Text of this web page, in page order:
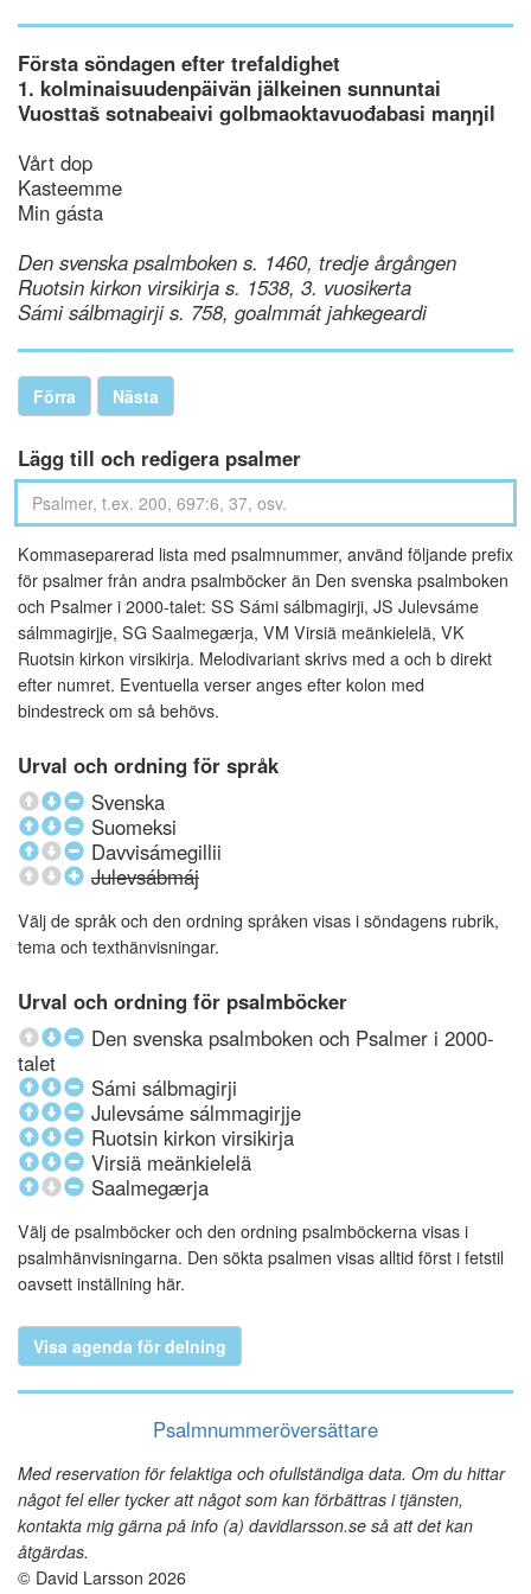
Första söndagen efter trefaldighet
1. kolminaisuudenpäivän jälkeinen sunnuntai
Vuosttaš sotnabeaivi golbmaoktavuođabasi maŋŋil
Vårt dop
Kasteemme
Min gásta
Den svenska psalmboken s. 1460, tredje årgången
Ruotsin kirkon virsikirja s. 1538, 3. vuosikerta
Sámi sálbmagirji s. 758, goalmmát jahkegeardi
Förra Nästa
Lägg till och redigera psalmer
Kommaseparerad lista med psalmnummer, använd följande prefix
för psalmer från andra psalmböcker än Den svenska psalmboken
och Psalmer i 2000-talet: SS Sámi sálbmagirji, JS Julevsáme
sálmmagirjje, SG Saalmegærja, VM Virsiä meänkielelä, VK
Ruotsin kirkon virsikirja. Melodivariant skrivs med a och b direkt
efter numret. Eventuella verser anges efter kolon med
bindestreck om så behövs.
Urval och ordning för språk
Svenska
Suomeksi
Davvisámegillii
Julevsábmáj
Välj de språk och den ordning språken visas i söndagens rubrik,
tema och texthänvisningar.
Urval och ordning för psalmböcker
Den svenska psalmboken och Psalmer i 2000-
talet
Sámi sálbmagirji
Julevsáme sálmmagirjje
Ruotsin kirkon virsikirja
Virsiä meänkielelä
Saalmegærja
Välj de psalmböcker och den ordning psalmböckerna visas i
psalmhänvisningarna. Den sökta psalmen visas alltid först i fetstil
oavsett inställning här.
Visa agenda för delning
Psalmnummeröversättare
Med reservation för felaktiga och ofullständiga data. Om du hittar
något fel eller tycker att något som kan förbättras i tjänsten,
kontakta mig gärna på info (a) davidlarsson.se så att det kan
åtgärdas.
© David Larsson 2026